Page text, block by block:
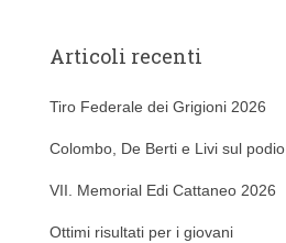
Articoli recenti
Tiro Federale dei Grigioni 2026
Colombo, De Berti e Livi sul podio
VII. Memorial Edi Cattaneo 2026
Ottimi risultati per i giovani